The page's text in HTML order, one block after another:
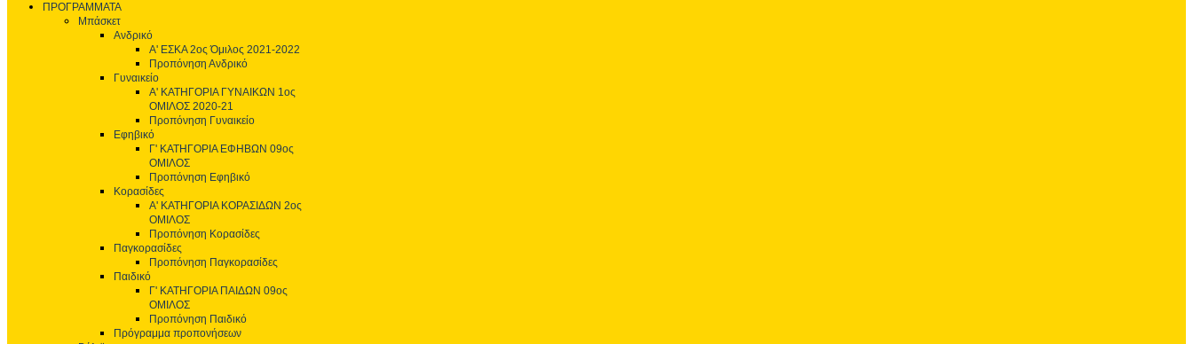
ΠΡΟΓΡΑΜΜΑΤΑ
Μπάσκετ
Ανδρικό
Α' ΕΣΚΑ 2ος Όμιλος 2021-2022
Προπόνηση Ανδρικό
Γυναικείο
Α' ΚΑΤΗΓΟΡΙΑ ΓΥΝΑΙΚΩΝ 1ος
ΟΜΙΛΟΣ 2020-21
Προπόνηση Γυναικείο
Εφηβικό
Γ' ΚΑΤΗΓΟΡΙΑ ΕΦΗΒΩΝ 09ος
ΟΜΙΛΟΣ
Προπόνηση Εφηβικό
Κορασίδες
Α' ΚΑΤΗΓΟΡΙΑ ΚΟΡΑΣΙΔΩΝ 2ος
ΟΜΙΛΟΣ
Προπόνηση Κορασίδες
Παγκορασίδες
Προπόνηση Παγκορασίδες
Παιδικό
Γ' ΚΑΤΗΓΟΡΙΑ ΠΑΙΔΩΝ 09ος
ΟΜΙΛΟΣ
Προπόνηση Παιδικό
Πρόγραμμα προπονήσεων